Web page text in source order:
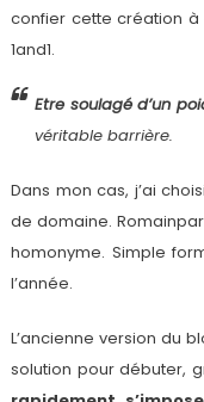
confier cette création
1and1.
Etre soulagé d’un
véritable barrière.
Dans mon cas, j’ai
de domaine.
homonyme. Simple
l’année.
L’ancienne version du
solution pour débuter,